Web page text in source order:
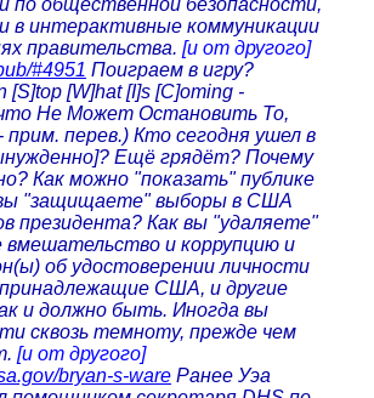
по общественной безопасности,
в интерактивные коммуникации
правительства. [и от другого]
#4951 Поиграем в игру?
[S]top [W]hat [I]s [C]oming -
Не Может Остановить То,
перев.) Кто сегодня ушел в
Ещё грядёт? Почему
Как можно "показать" публике
вы "защищаете" выборы в США
президента? Как вы "удаляете"
вмешательство и коррупцию и
об удостоверении личности
США, и другие
и должно быть. Иногда вы
сквозь темноту, прежде чем
[и от другого]
bryan-s-ware Ранее Уэа